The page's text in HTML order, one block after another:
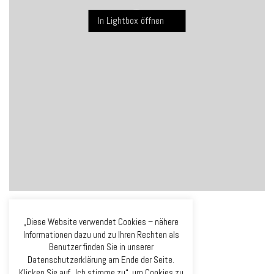
In Lightbox öffnen
„Diese Website verwendet Cookies – nähere
Informationen dazu und zu Ihren Rechten als
Benutzer finden Sie in unserer
Datenschutzerklärung am Ende der Seite.